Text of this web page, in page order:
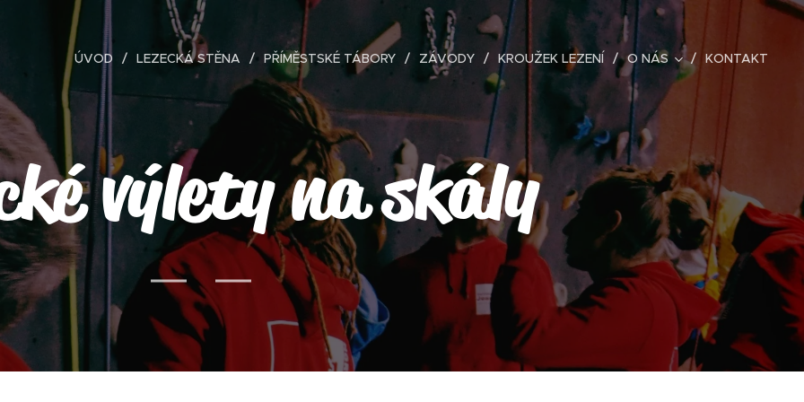
ÚVOD LEZECKÁ STĚNA PŘÍMĚSTSKÉ TÁBORY ZÁVODY KROUŽEK LEZENÍ O NÁS KONTAKT
výlety na skály